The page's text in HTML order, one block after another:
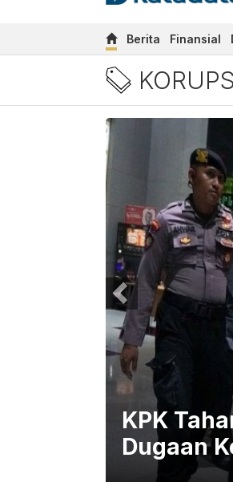
Berita Finansial
Berita Terbaru
KPK
Dugaan